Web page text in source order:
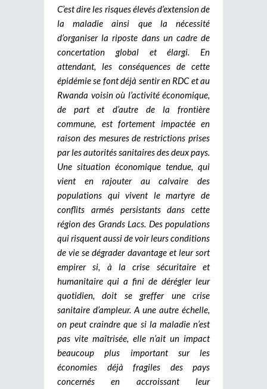
C’est dire les risques élevés d’extension de
la maladie ainsi que la nécessité
d’organiser la riposte dans un cadre de
concertation global et élargi. En
attendant, les conséquences de cette
épidémie se font déjà sentir en RDC et au
Rwanda voisin où l’activité économique,
de part et d’autre de la frontière
commune, est fortement impactée en
raison des mesures de restrictions prises
par les autorités sanitaires des deux pays.
Une situation économique tendue, qui
vient en rajouter au calvaire des
populations qui vivent le martyre de
conflits armés persistants dans cette
région des Grands Lacs. Des populations
qui risquent aussi de voir leurs conditions
de vie se dégrader davantage et leur sort
empirer si, à la crise sécuritaire et
humanitaire qui a fini de dérégler leur
quotidien, doit se greffer une crise
sanitaire d’ampleur. A une autre échelle,
on peut craindre que si la maladie n’est
pas vite maîtrisée, elle n’ait un impact
beaucoup plus important sur les
économies déjà fragiles des pays
concernés en accroissant leur